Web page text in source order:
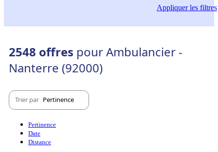
Appliquerles filtres
2548 offres pour Ambulancier -
Nanterre (92000)
Trier par Pertinence
Pertinence
Date
Distance